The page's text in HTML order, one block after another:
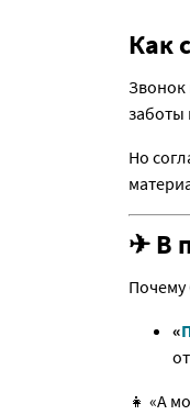
Как
Звонок
заботы
Но
✈ В
Почему
«
👧 «А